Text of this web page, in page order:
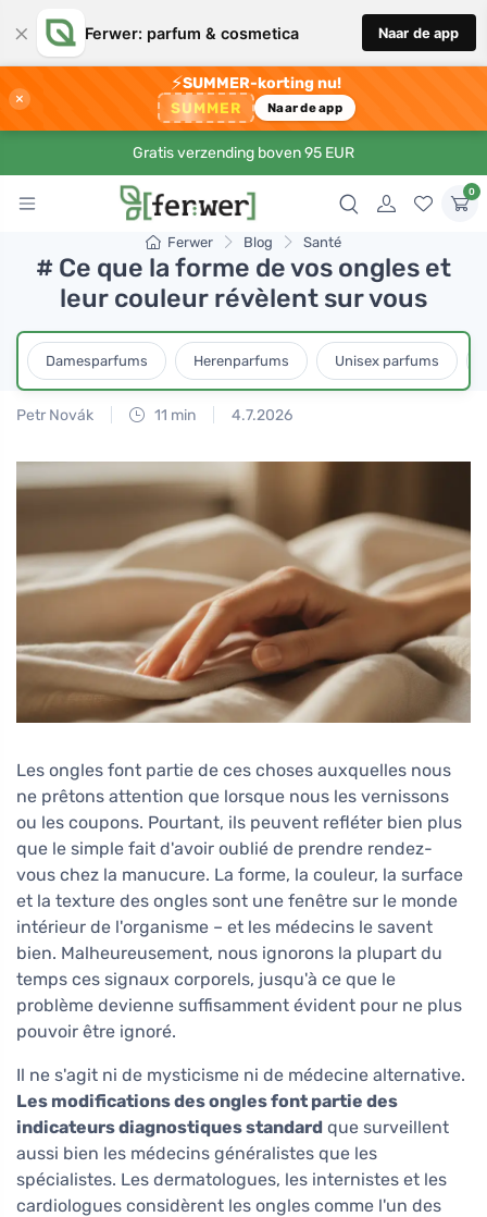
× Ferwer: parfum & cosmetica Naar de app
×
⚡SUMMER-korting nu!
SUMMER Naar de app
Gratis verzending boven 95 EUR
0
Ferwer Blog Santé
# Ce que la forme de vos ongles et
leur couleur révèlent sur vous
Damesparfums Herenparfums Unisex parfums
Petr Novák 11 min 4.7.2026
Les ongles font partie de ces choses auxquelles nous
ne prêtons attention que lorsque nous les vernissons
ou les coupons. Pourtant, ils peuvent refléter bien plus
que le simple fait d'avoir oublié de prendre rendez-
vous chez la manucure. La forme, la couleur, la surface
et la texture des ongles sont une fenêtre sur le monde
intérieur de l'organisme – et les médecins le savent
bien. Malheureusement, nous ignorons la plupart du
temps ces signaux corporels, jusqu'à ce que le
problème devienne suffisamment évident pour ne plus
pouvoir être ignoré.
Il ne s'agit ni de mysticisme ni de médecine alternative.
Les modifications des ongles font partie des
indicateurs diagnostiques standard que surveillent
aussi bien les médecins généralistes que les
spécialistes. Les dermatologues, les internistes et les
cardiologues considèrent les ongles comme l'un des